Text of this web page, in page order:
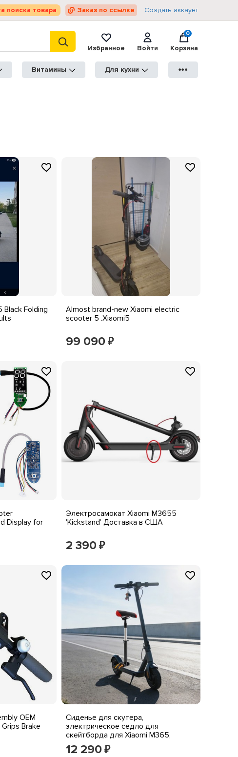
поиска товара Заказ по ссылке Создать аккаунт
Избранное
Войти
0
Корзина
Витамины Для кухни ●●●
Black Folding
Almost brand-new Xiaomi electric
scooter 5 .Xiaomi5
99 090 ₽
Display for
Электросамокат Xiaomi M3655
'Kickstand' Доставка в США
2 390 ₽
OEM
Brake
Сиденье для скутера,
электрическое седло для
скейтборда для Xiaomi M365,
регулируемая высота
12 290 ₽